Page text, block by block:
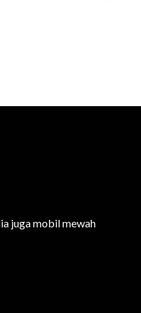
juga mobil mewah